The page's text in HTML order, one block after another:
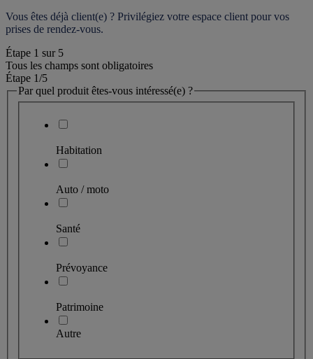
Vous êtes déjà client(e) ? Privilégiez votre espace client pour vos
prises de rendez-vous.
Étape 1 sur 5
Tous les champs sont obligatoires
Étape 1/5
Par quel produit êtes-vous intéressé(e) ?
Habitation
Auto / moto
Santé
Prévoyance
Patrimoine
Autre